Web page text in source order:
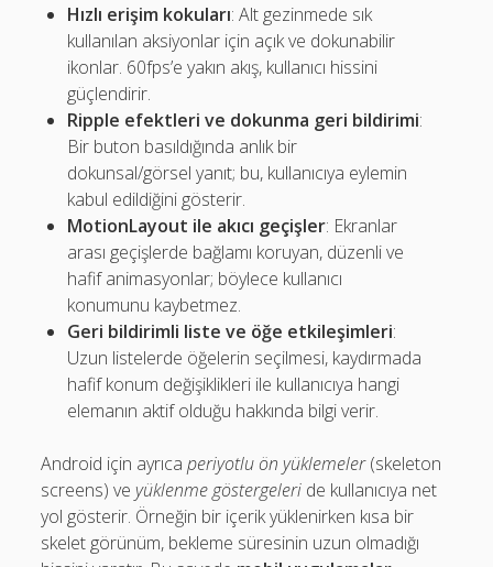
Hızlı erişim kokuları: Alt gezinmede sık
kullanılan aksiyonlar için açık ve dokunabilir
ikonlar. 60fps’e yakın akış, kullanıcı hissini
güçlendirir.
Ripple efektleri ve dokunma geri bildirimi:
Bir buton basıldığında anlık bir
dokunsal/görsel yanıt; bu, kullanıcıya eylemin
kabul edildiğini gösterir.
MotionLayout ile akıcı geçişler: Ekranlar
arası geçişlerde bağlamı koruyan, düzenli ve
hafif animasyonlar; böylece kullanıcı
konumunu kaybetmez.
Geri bildirimli liste ve öğe etkileşimleri:
Uzun listelerde öğelerin seçilmesi, kaydırmada
hafif konum değişiklikleri ile kullanıcıya hangi
elemanın aktif olduğu hakkında bilgi verir.
Android için ayrıcaperiyotlu ön yüklemeler(skeleton
screens) veyüklenme göstergeleri de kullanıcıya net
yol gösterir. Örneğin bir içerik yüklenirken kısa bir
skelet görünüm, bekleme süresinin uzun olmadığı